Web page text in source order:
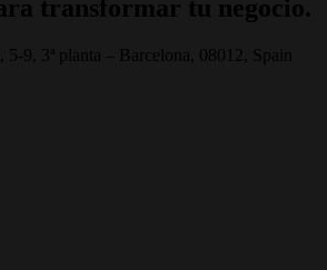
transformar tu negocio.
9, 3ª planta – Barcelona, 08012, Spain